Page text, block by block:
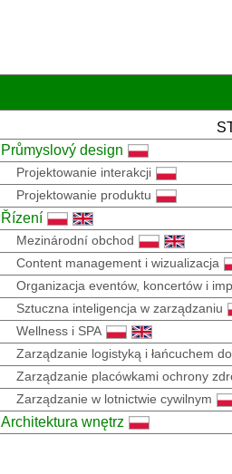
Průmyslový design
Projektowanie interakcji
Projektowanie produktu
Řízení
Mezinárodní obchod
Content management i wizualizacja
Organizacja eventów, koncertów i
Sztuczna inteligencja w zarządzaniu
Wellness i SPA
Zarządzanie logistyką i łańcuchem
Zarządzanie placówkami ochrony
Zarządzanie w lotnictwie cywilnym
Architektura wnętrz